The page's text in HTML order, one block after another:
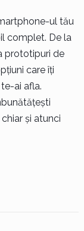
ul tău
complet. De la
prototipuri de
care îți
ai afla.
și atunci